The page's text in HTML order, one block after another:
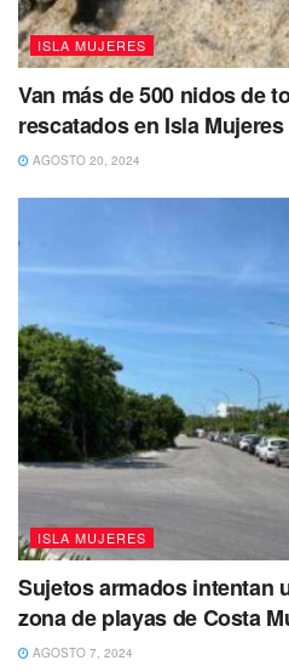
ISLA MUJERES
Van más de 500 nidos de
rescatados en Isla Mujeres
AGOSTO 20, 2024
ISLA MUJERES
Sujetos armados intentan
zona de playas de Costa
AGOSTO 7, 2024